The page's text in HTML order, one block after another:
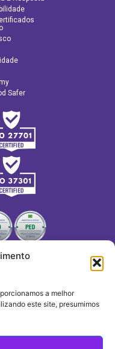
a melhor
este site, presumimos
Safer